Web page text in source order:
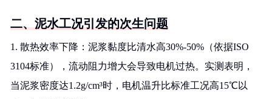
二、泥水工况引发的次生问题
1. 散热效率下降：泥浆黏度比清水高30%-50%（依据ISO
3104标准），流动阻力增大会导致电机过热。实测表明，
当泥浆密度达1.2g/cm³时，电机温升比标准工况高15℃以